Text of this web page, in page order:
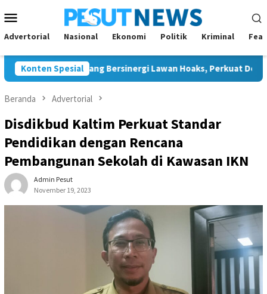
ke
kontenMobile
Advertorial Nasional Ekonomi Politik Kriminal
Konten Spesial
JMSI Bontang Bersinergi Lawan Hoaks, Perkuat Demokrasi
Beranda Advertorial
Disdikbud Kaltim Perkuat Standar
Pendidikan dengan Rencana
Pembangunan Sekolah di Kawasan IKN
Admin Pesut
November 19, 2023